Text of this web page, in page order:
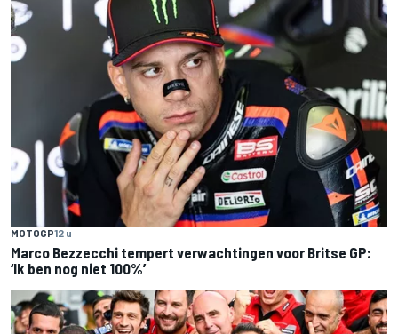
MOTOGP12 u
Marco Bezzecchi tempert verwachtingen voor Britse GP:
‘Ik ben nog niet 100%’